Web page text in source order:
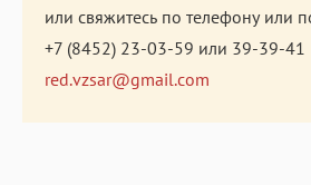
или свяжитесь по телефону или
+7 (8452) 23-03-59 или 39-39-41
red.vzsar@gmail.com